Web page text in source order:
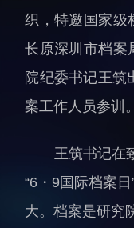
人才概况
人才介绍
人才招聘
博士后
织，特邀国家级
长原深圳市档案
院纪委书记王筑
案工作人员参训。
王筑书记在
“6・9国际档案
大。档案是研究